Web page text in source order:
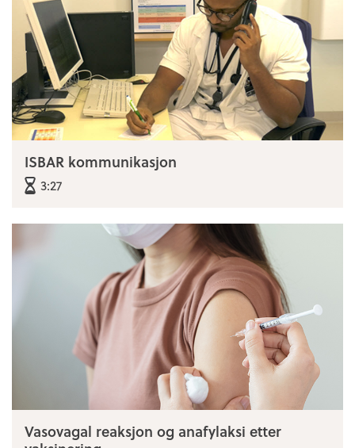
ISBAR kommunikasjon
3:27
Vasovagal reaksjon og anafylaksi etter